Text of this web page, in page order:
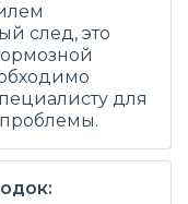
след, это
для